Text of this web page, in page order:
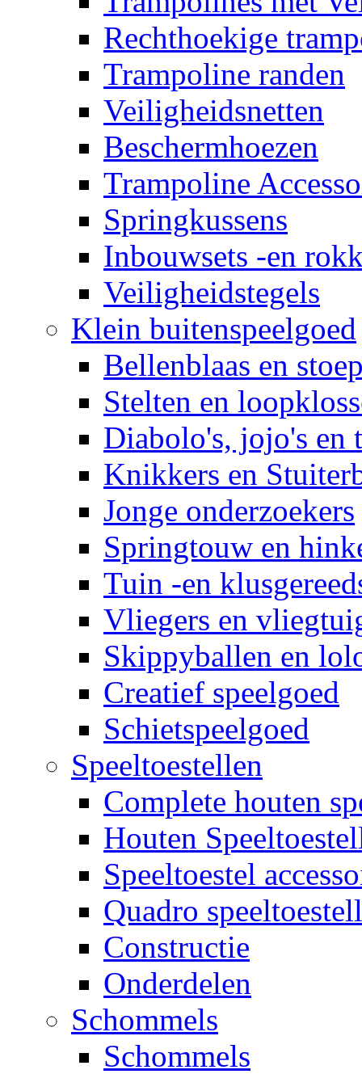
Rechthoekige
Trampoline randen
Veiligheidsnetten
Beschermhoezen
Trampoline
Springkussens
Inbouwsets -en
Veiligheidstegels
Klein buitenspeelgoed
Bellenblaas en
Stelten en
Diabolo's, jojo's en
Knikkers en
Jonge onderzoekers
Springtouw en
Tuin -en
Vliegers en
Skippyballen en
Creatief speelgoed
Schietspeelgoed
Speeltoestellen
Complete houten
Houten
Speeltoestel
Quadro
Constructie
Onderdelen
Schommels
Schommels